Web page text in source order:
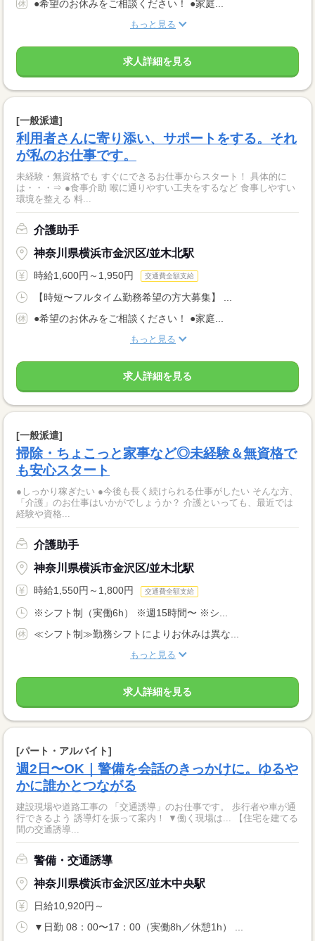
●希望のお休みをご相談ください！ ●家庭...
もっと見る
求人詳細を見る
[一般派遣]
利用者さんに寄り添い、サポートをする。それ
が私のお仕事です。
未経験・無資格でも すぐにできるお仕事からスタート！ 具体的に
は・・・⇒ ●食事介助 喉に通りやすい工夫をするなど 食事しやすい
環境を整える 料...
介護助手
神奈川県横浜市金沢区/並木北駅
時給1,600円～1,950円 交通費全額支給
【時短〜フルタイム勤務希望の方大募集】 ...
●希望のお休みをご相談ください！ ●家庭...
もっと見る
求人詳細を見る
[一般派遣]
掃除・ちょこっと家事など◎未経験＆無資格で
も安心スタート
●しっかり稼ぎたい ●今後も長く続けられる仕事がしたい そんな方、
「介護」のお仕事はいかがでしょうか？ 介護といっても、最近では
経験や資格...
介護助手
神奈川県横浜市金沢区/並木北駅
時給1,550円～1,800円 交通費全額支給
※シフト制（実働6h） ※週15時間〜 ※シ...
≪シフト制≫勤務シフトによりお休みは異な...
もっと見る
求人詳細を見る
[パート・アルバイト]
週2日〜OK｜警備を会話のきっかけに。ゆるや
かに誰かとつながる
建設現場や道路工事の 「交通誘導」のお仕事です。 歩行者や車が通
行できるよう 誘導灯を振って案内！ ▼働く現場は... 【住宅を建てる
間の交通誘導...
警備・交通誘導
神奈川県横浜市金沢区/並木中央駅
日給10,920円～
▼日勤 08：00〜17：00（実働8h／休憩1h） ...